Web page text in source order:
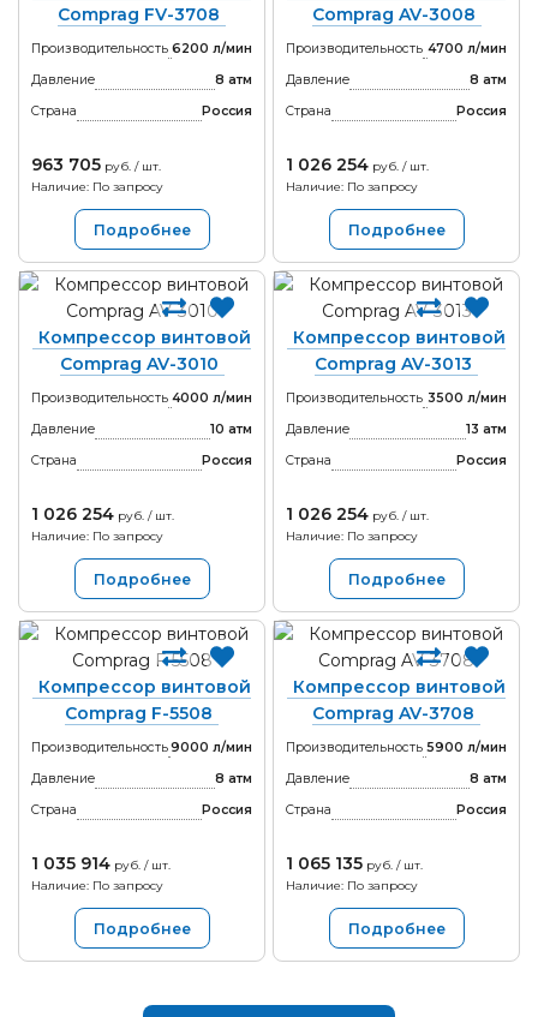
Comprag FV-3708
Производительность 6200 л/мин
Давление
8 атм
Страна
Россия
963 705 руб. / шт.
Наличие: По запросу
Подробнее
Comprag AV-3008
Производительность 4700 л/мин
Давление
8 атм
Страна
Россия
1 026 254 руб. / шт.
Наличие: По запросу
Подробнее
Компрессор винтовой
Comprag AV-3010
Производительность 4000 л/мин
Давление
10 атм
Страна
Россия
1 026 254 руб. / шт.
Наличие: По запросу
Подробнее
Компрессор винтовой
Comprag AV-3013
Производительность 3500 л/мин
Давление
13 атм
Страна
Россия
1 026 254 руб. / шт.
Наличие: По запросу
Подробнее
Компрессор винтовой
Comprag F-5508
Производительность9000 л/мин
Давление
8 атм
Страна
Россия
1 035 914 руб. / шт.
Наличие: По запросу
Подробнее
Компрессор винтовой
Comprag AV-3708
Производительность 5900 л/мин
Давление
8 атм
Страна
Россия
1 065 135 руб. / шт.
Наличие: По запросу
Подробнее